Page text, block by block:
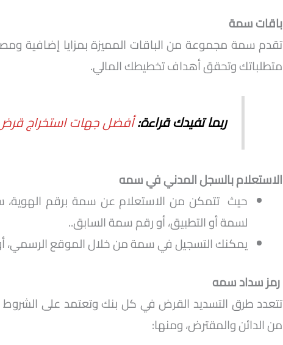
باقات سمة
تقدم سمة مجموعة من الباقات المميزة بمزايا إضافية
متطلباتك وتحقق أهداف تخطيطك المالي.
ربما تفيدك قراءة:أفضل جهات استخراج قرض 22 راتب بكل
الاستعلام بالسجل المدني في سمه
حيث تتمكن من الاستعلام عن سمة برقم
لسمة أو التطبيق، أو رقم سمة السابق..
يمكنك التسجيل في سمة من خلال الموقع الرسمي،
رمز سداد سمه
تتعدد طرق التسديد القرض في كل بنك وتعتمد على الشروط
من الدائن والمقترض، ومنها: